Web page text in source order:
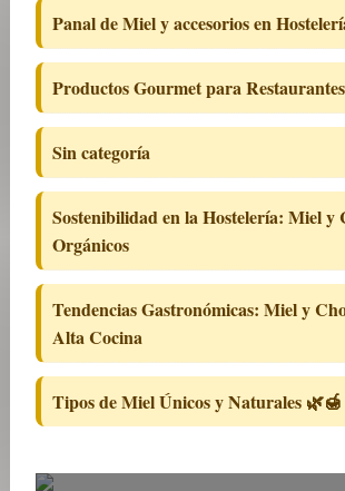
Panal de Miel y accesorios en
Productos Gourmet para
Sin categoría
Sostenibilidad en la Hostelería: Miel y
Orgánicos
Tendencias Gastronómicas: Miel y
Alta Cocina
Tipos de Miel Únicos y Naturales 🌿🍯